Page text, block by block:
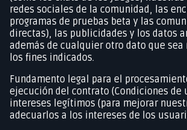
redes sociales de la comunidad, las
programas de pruebas beta y las
directas), las publicidades y los datos
además de cualquier otro dato que sea
los fines indicados.
Fundamento legal para el
ejecución del contrato (Condiciones de
intereses legítimos (para mejorar
adecuarlos a los intereses de los